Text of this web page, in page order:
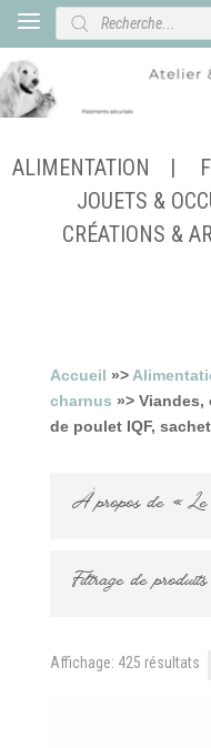
Recherche
produits
ALIMENTATION
JOUETS &
CRÉATIONS &
Accueil »>
charnus »> Viandes,
de poulet IQF,
À propos de « Le
Filtrage de produits
Affichage: 425 résultats